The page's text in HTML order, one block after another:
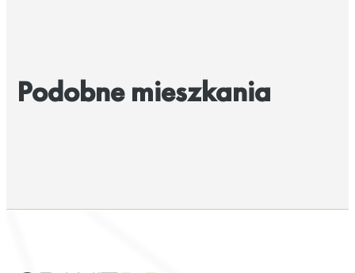
Podobne mieszkania